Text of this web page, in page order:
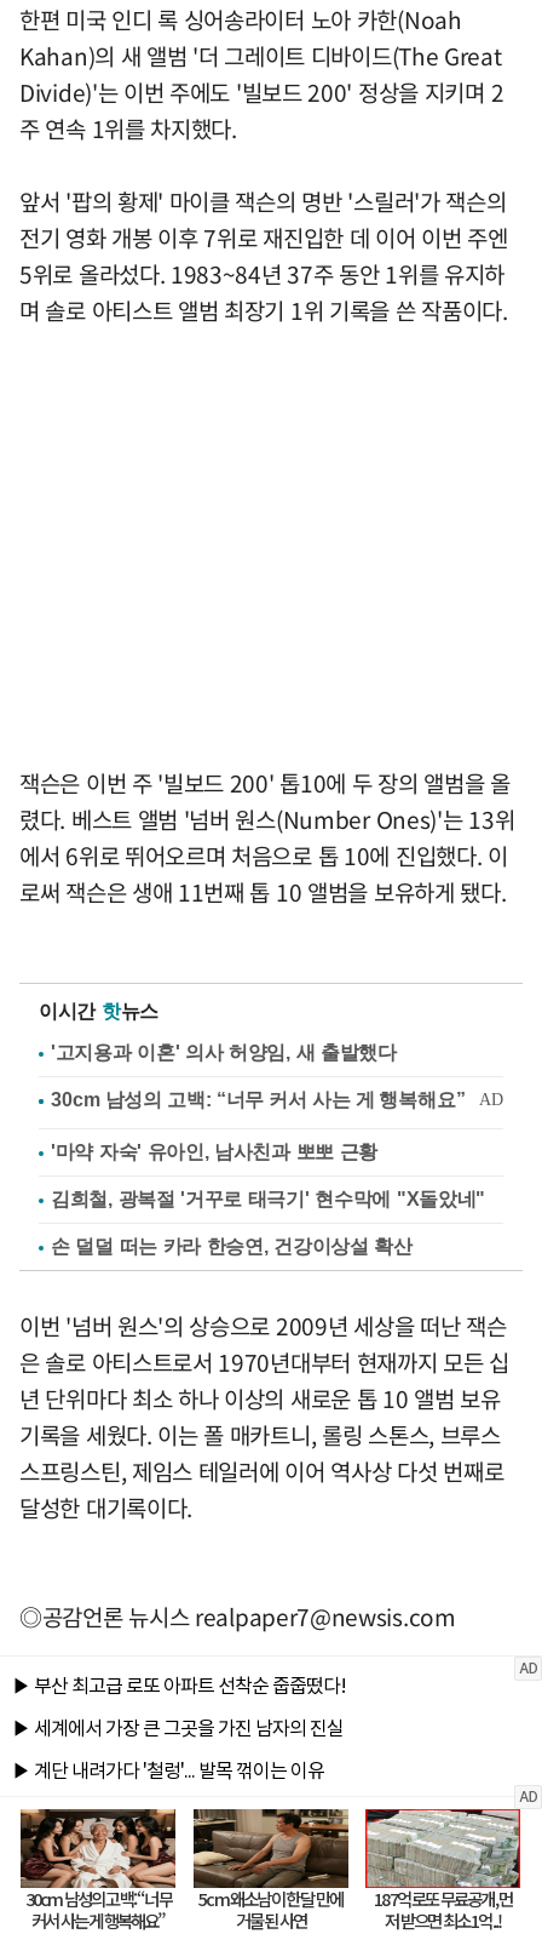
한편 미국 인디 록 싱어송라이터 노아 카한(Noah
Kahan)의 새 앨범 '더 그레이트 디바이드(The Great
Divide)'는 이번 주에도 '빌보드 200' 정상을 지키며 2
주 연속 1위를 차지했다.
앞서 '팝의 황제' 마이클 잭슨의 명반 '스릴러'가 잭슨의
전기 영화 개봉 이후 7위로 재진입한 데 이어 이번 주엔
5위로 올라섰다. 1983~84년 37주 동안 1위를 유지하
며 솔로 아티스트 앨범 최장기 1위 기록을 쓴 작품이다.
잭슨은 이번 주 '빌보드 200' 톱10에 두 장의 앨범을 올
렸다. 베스트 앨범 '넘버 원스(Number Ones)'는 13위
에서 6위로 뛰어오르며 처음으로 톱 10에 진입했다. 이
로써 잭슨은 생애 11번째 톱 10 앨범을 보유하게 됐다.
이시간 핫뉴스
'고지용과 이혼' 의사 허양임, 새 출발했다
'마약 자숙' 유아인, 남사친과 뽀뽀 근황
김희철, 광복절 '거꾸로 태극기' 현수막에 "X돌았네"
손 덜덜 떠는 카라 한승연, 건강이상설 확산
이번 '넘버 원스'의 상승으로 2009년 세상을 떠난 잭슨
은 솔로 아티스트로서 1970년대부터 현재까지 모든 십
년 단위마다 최소 하나 이상의 새로운 톱 10 앨범 보유
기록을 세웠다. 이는 폴 매카트니, 롤링 스톤스, 브루스
스프링스틴, 제임스 테일러에 이어 역사상 다섯 번째로
달성한 대기록이다.
◎공감언론 뉴시스realpaper7@newsis.com